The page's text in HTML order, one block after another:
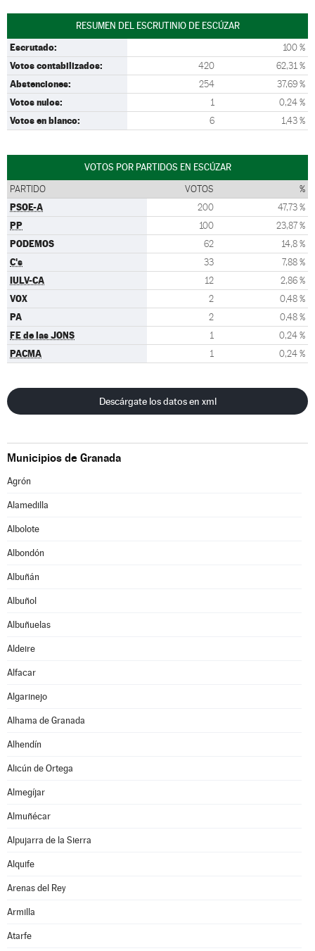
RESUMEN DEL ESCRUTINIO DE ESCÚZAR
Escrutado: 100 %
Votos contabilizados: 420 62,31 %
Abstenciones: 254 37,69 %
Votos nulos: 1 0,24 %
Votos en blanco: 6 1,43 %
VOTOS POR PARTIDOS EN ESCÚZAR
PARTIDO VOTOS %
PSOE-A 200 47,73 %
PP 100 23,87 %
PODEMOS 62 14,8 %
C's 33 7,88 %
IULV-CA 12 2,86 %
VOX 2 0,48 %
PA 2 0,48 %
FE de las JONS 1 0,24 %
PACMA 1 0,24 %
Descárgate los datos en xml
Municipios de Granada
Agrón
Alamedilla
Albolote
Albondón
Albuñán
Albuñol
Albuñuelas
Aldeire
Alfacar
Algarinejo
Alhama de Granada
Alhendín
Alicún de Ortega
Almegíjar
Almuñécar
Alpujarra de la Sierra
Alquife
Arenas del Rey
Armilla
Atarfe